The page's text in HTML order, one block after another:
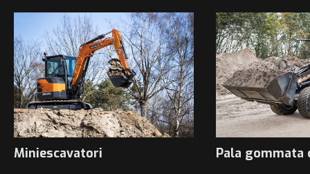
Miniescavatori Pala gommata